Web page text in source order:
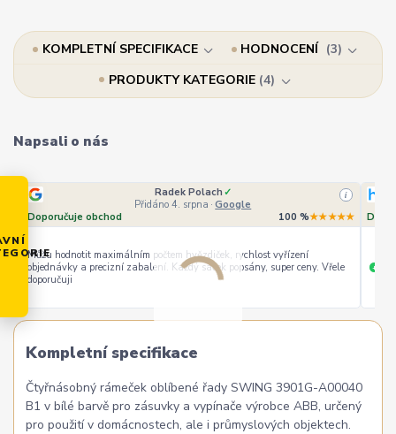
KOMPLETNÍ SPECIFIKACE HODNOCENÍ
3
PRODUKTY KATEGORIE 4
Napsali o nás
Radek Polach ✓
Přidáno 4. srpna · Google
i
Doporučuje obchod 100 %★★★★★
Můžu hodnotit maximálním počtem hvězdiček, rychlost vyřízení
objednávky a precizní zabalení. Každý sáček popsány, super ceny. Vřele
doporučuji
+
Kompletní specifikace
Čtyřnásobný rámeček oblíbené řady SWING 3901G-A00040
B1 v bílé barvě pro zásuvky a vypínače výrobce ABB, určený
pro použití v domácnostech, ale i průmyslových objektech.